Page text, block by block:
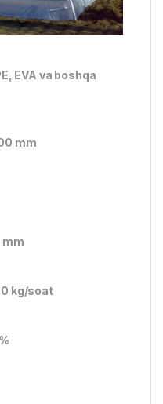
EVA va boshqa
mm
mm
kg/soat